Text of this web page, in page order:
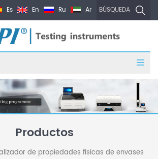
BÚSQUEDA
Es En Ru Ar
Productos
de propiedades físicas de envases